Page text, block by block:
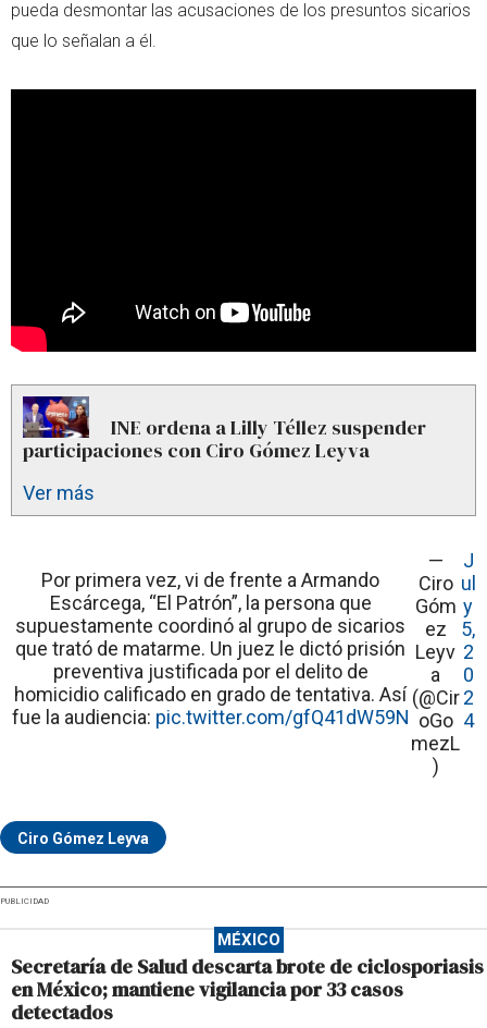
pueda desmontar las acusaciones de los presuntos sicarios
que lo señalan a él.
INE ordena a Lilly Téllez suspender
participaciones con Ciro Gómez Leyva
Ver más
Por primera vez, vi de frente a Armando
Escárcega, “El Patrón”, la persona que
supuestamente coordinó al grupo de sicarios
que trató de matarme. Un juez le dictó prisión
preventiva justificada por el delito de
homicidio calificado en grado de tentativa. Así
fue la audiencia: pic.twitter.com/gfQ41dW59N
—
Ciro
Góm
ez
Leyv
a
(@Cir
oGo
mezL
)
J
ul
y
5,
2
0
2
4
Ciro Gómez Leyva
PUBLICIDAD
MÉXICO
Secretaría de Salud descarta brote de ciclosporiasis
en México; mantiene vigilancia por 33 casos
detectados